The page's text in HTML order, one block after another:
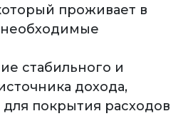
проживает в
стабильного и
дохода,
для покрытия расходов